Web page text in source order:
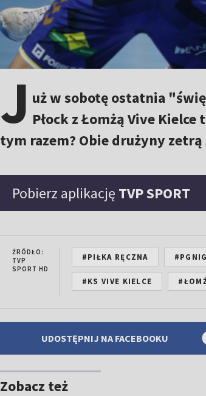
J uż w sobotę ostatnia
Płock z Łomżą Vive
tym razem? Obie drużyny
Pobierz aplikację TVP SPORT
ŹRÓDŁO:
TVP
SPORT HD
#PIŁKA RĘCZNA
#KS VIVE KIELCE
UDOSTĘPNIJ NA FACEBOOKU
Zobacz też